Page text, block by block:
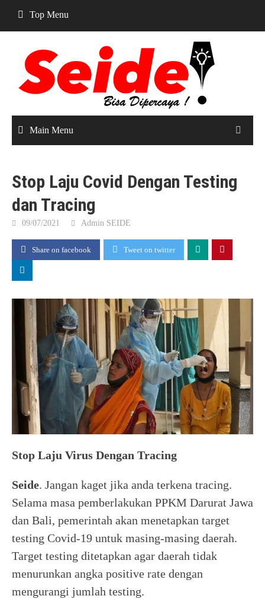
content
Top Menu
Main Menu
Stop Laju Covid Dengan Testing
dan Tracing
09/07/2021 Admin SEIDE
Share on facebook Tweet on twitter
Stop Laju Virus Dengan Tracing
Seide. Jangan kaget jika anda terkena tracing.
Selama masa pemberlakukan PPKM Darurat Jawa
dan Bali, pemerintah akan menetapkan target
testing Covid-19 untuk masing-masing daerah.
Target testing ditetapkan agar daerah tidak
menurunkan angka positive rate dengan
mengurangi jumlah testing.